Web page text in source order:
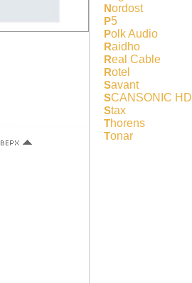
Nordost
P5
Polk Audio
Raidho
Real Cable
Rotel
Savant
SCANSONIC HD
Stax
Thorens
Tonar